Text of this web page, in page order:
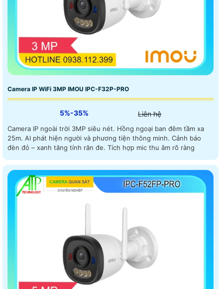
Camera IP WiFi 3MP IMOU IPC-F32P-PRO
5%-35% Liên hệ
Camera IP ngoài trời 3MP siêu nét. Hồng ngoại ban đêm tầm xa
25m. AI phát hiện người và phương tiện thông minh. Cảnh báo
đèn đỏ – xanh tăng tính răn đe. Tích hợp mic thu âm rõ ràng